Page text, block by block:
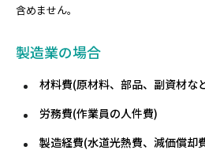
含めません。
製造業の場合
材料費(原材料、部品、副資材な
労務費(作業員の人件費)
製造経費(水道光熱費、減価償却